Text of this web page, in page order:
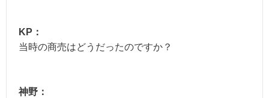
KP：
当時の商売はどうだったのですか？
神野：